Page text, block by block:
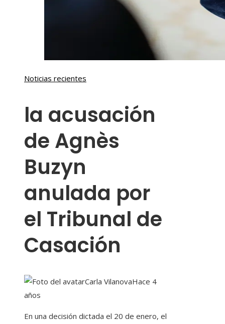
Noticias recientes
la acusación
de Agnès
Buzyn
anulada por
el Tribunal de
Casación
Carla VilanovaHace 4
años
En una decisión dictada el 20 de enero, el